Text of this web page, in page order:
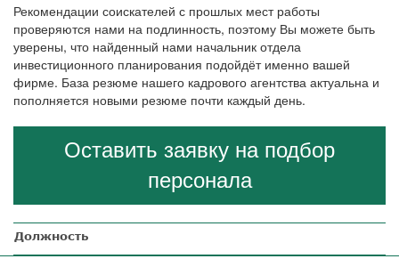
Рекомендации соискателей с прошлых мест работы
проверяются нами на подлинность, поэтому Вы можете быть
уверены, что найденный нами начальник отдела
инвестиционного планирования подойдёт именно вашей
фирме. База резюме нашего кадрового агентства актуальна и
пополняется новыми резюме почти каждый день.
Оставить заявку на подбор
персонала
Должность